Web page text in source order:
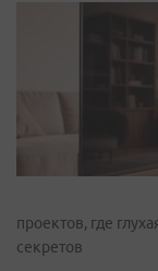
проектов, где
секретов